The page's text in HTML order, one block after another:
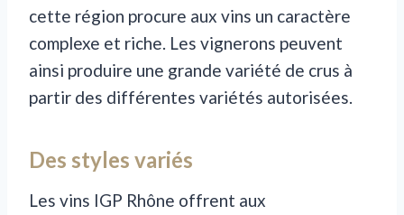
cette région procure aux vins un caractère
complexe et riche. Les vignerons peuvent
ainsi produire une grande variété de crus à
partir des différentes variétés autorisées.
Des styles variés
Les vins IGP Rhône offrent aux